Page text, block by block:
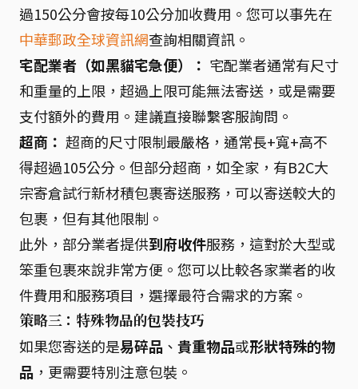
過150公分會按每10公分加收費用。您可以事先在
中華郵政全球資訊網查詢相關資訊。
宅配業者（如黑貓宅急便）： 宅配業者通常有尺寸
和重量的上限，超過上限可能無法寄送，或是需要
支付額外的費用。建議直接聯繫客服詢問。
超商： 超商的尺寸限制最嚴格，通常長+寬+高不
得超過105公分。但部分超商，如全家，有B2C大
宗寄倉試行新材積包裹寄送服務，可以寄送較大的
包裹，但有其他限制。
此外，部分業者提供到府收件服務，這對於大型或
笨重包裹來說非常方便。您可以比較各家業者的收
件費用和服務項目，選擇最符合需求的方案。
策略三：特殊物品的包裝技巧
如果您寄送的是易碎品 、 貴重物品或形狀特殊的物
品 ，更需要特別注意包裝。